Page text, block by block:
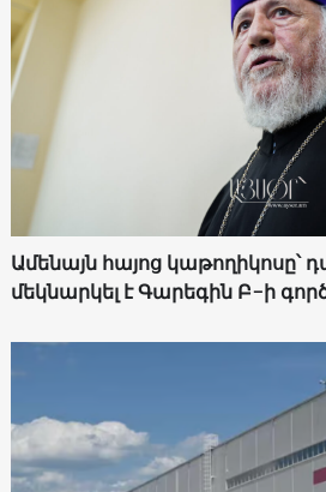
Ամենայն հայոց
մեկնարկել է Գարեգին Բ-ի